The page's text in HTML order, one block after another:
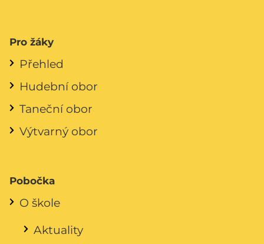
Pro žáky
Přehled
Hudební obor
Taneční obor
Výtvarný obor
Pobočka
O škole
Aktuality